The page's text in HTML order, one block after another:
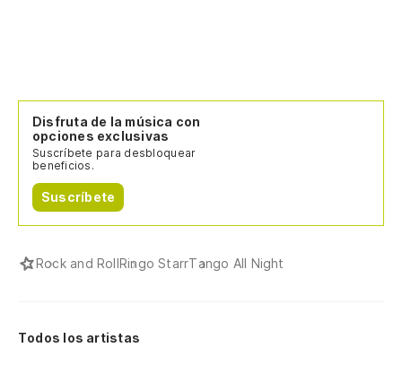
Disfruta de la música con
opciones exclusivas
Suscríbete para desbloquear
beneficios.
Suscríbete
Rock and RollRingo StarrTango All Night
Todos los artistas